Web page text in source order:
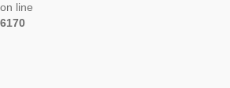
on line
6170